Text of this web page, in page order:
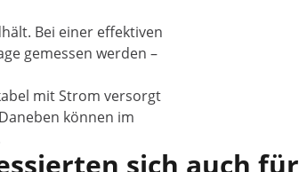
Bei einer effektiven
gemessen werden –
mit Strom versorgt
können im
sich auch für